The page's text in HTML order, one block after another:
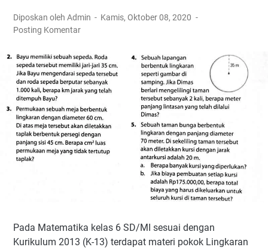
Diposkan oleh Admin
Kamis, Oktober 08, 2020
Posting Komentar
Pada Matematika kelas 6 SD/MI sesuai dengan
Kurikulum 2013 (K-13) terdapat materi pokok Lingkaran